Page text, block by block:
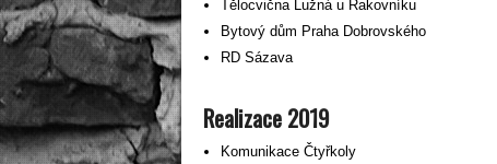
Tělocvična Lužná u Rakovníku
Bytový dům Praha Dobrovského
RD Sázava
Realizace 2019
Komunikace Čtyřkoly